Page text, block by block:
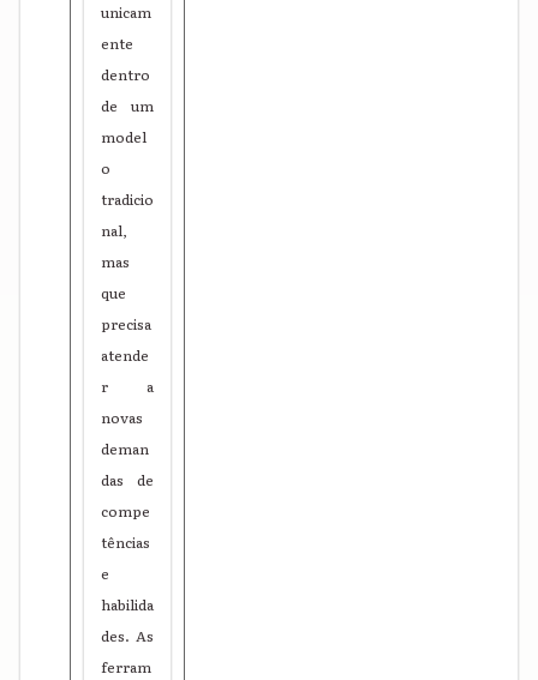
unicam
ente
dentro
de um
model
o
tradicio
nal,
mas
que
precisa
atende
r a
novas
deman
das de
compe
tências
e
habilida
des. As
ferram